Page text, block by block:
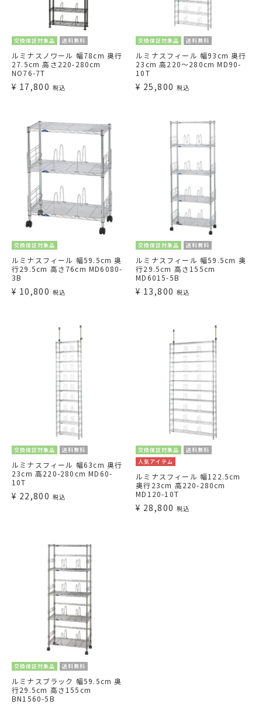
交換保証対象品 送料無料
ルミナスノワール 幅78cm 奥行
27.5cm 高さ220-280cm
NO76-7T
¥ 17,800 税込
交換保証対象品 送料無料
ルミナスフィール 幅93cm 奥行
23cm 高220～280cm MD90-
10T
¥ 25,800 税込
交換保証対象品
ルミナスフィール 幅59.5cm 奥
行29.5cm 高さ76cm MD6080-
3B
¥ 10,800 税込
交換保証対象品 送料無料
ルミナスフィール 幅59.5cm 奥
行29.5cm 高さ155cm
MD6015-5B
¥ 13,800 税込
交換保証対象品 送料無料
ルミナスフィール 幅63cm 奥行
23cm 高220-280cm MD60-
10T
¥ 22,800 税込
交換保証対象品
送料無料
人気アイテム
ルミナスフィール 幅122.5cm
奥行23cm 高220-280cm
MD120-10T
¥ 28,800 税込
交換保証対象品 送料無料
ルミナスブラック 幅59.5cm 奥
行29.5cm 高さ155cm
BN1560-5B